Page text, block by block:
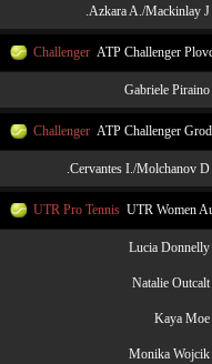
Azkara A./Mackinlay J.
Challenger ATP Challenger
Gabriele Piraino
Challenger ATP Challenger
Cervantes I./Molchanov D.
UTR Pro Tennis UTR Women
Lucia Donnelly
Natalie Outcalt
Kaya Moe
Monika Wojcik